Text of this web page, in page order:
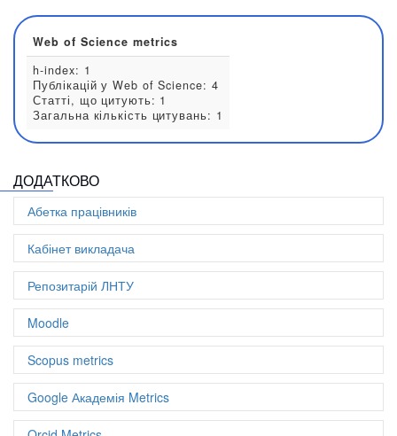
Цитувань: 11
Цитовано із11документів
Співавторів: 16
Документів: 10
h-index: 3
Web of Science metrics
h-index: 1
Публікацій у Web of Science: 4
Статті, що цитують: 1
Загальна кількість цитувань: 1
ДОДАТКОВО
Абетка працівників
Кабінет викладача
Репозитарій ЛНТУ
Moodle
Scopus metrics
Google Академія Metrics